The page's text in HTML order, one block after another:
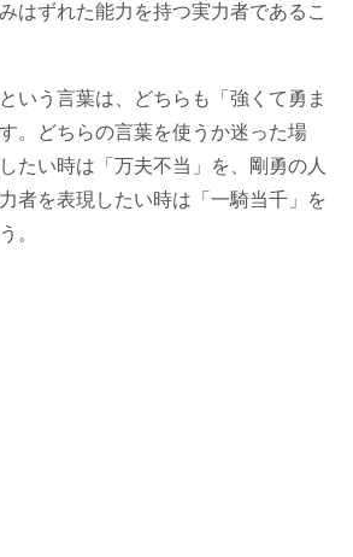
はずれた能力を持つ実力者であるこ
いう言葉は、どちらも「強くて勇ま
。どちらの言葉を使うか迷った場
たい時は「万夫不当」を、剛勇の人
者を表現したい時は「一騎当千」を
。